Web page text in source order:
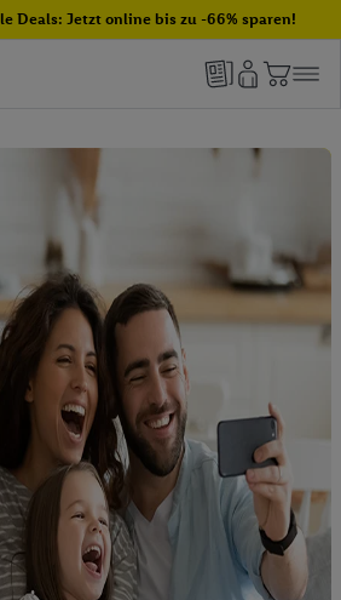
Deals: Jetzt online bis zu -66% sparen!